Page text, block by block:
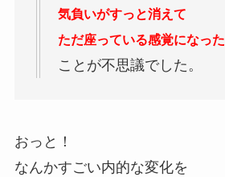
気負いがすっと消えて
ただ座っている感覚になった
ことが不思議でした。
おっと！
なんかすごい内的な変化を